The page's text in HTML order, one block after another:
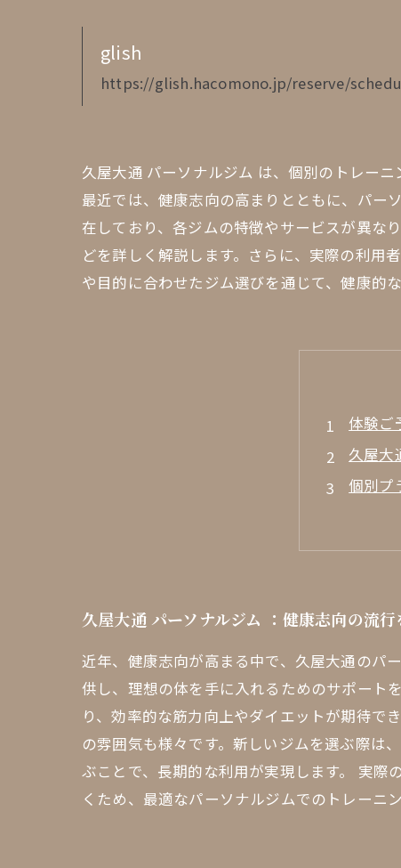
glish
https://glish.hacomono.jp/reserve/
久屋大通 パーソナルジム は、個別のトレー
最近では、健康志向の高まりとともに、パー
在しており、各ジムの特徴やサービスが異な
どを詳しく解説します。さらに、実際の利用
や目的に合わせたジム選びを通じて、健康的
体験ご
久屋大
個別プ
効果
料金体
どうや
久屋大通 パーソナルジム ：健康志向の流
近年、健康志向が高まる中で、久屋大通のパ
供し、理想の体を手に入れるためのサポート
り、効率的な筋力向上やダイエットが期待で
の雰囲気も様々です。新しいジムを選ぶ際は
ぶことで、長期的な利用が実現します。 実
くため、最適なパーソナルジムでのトレーニ